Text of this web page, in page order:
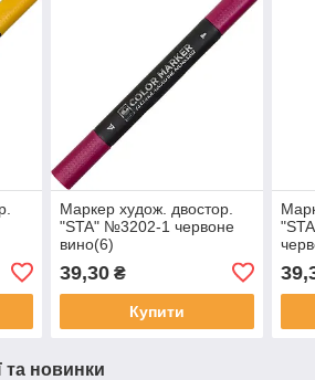
Маркер худож. двостор.
"STA" №3202-1 червоне
вино(6)
39,30₴
Купити
та новинки